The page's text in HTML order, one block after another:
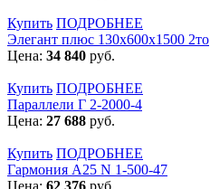
Купить ПОДРОБНЕЕ
Элегант плюс 130x600x1500 2то
Цена: 34 840 руб.
Купить ПОДРОБНЕЕ
Параллели Г 2-2000-4
Цена: 27 688 руб.
Купить ПОДРОБНЕЕ
Гармония А25 N 1-500-47